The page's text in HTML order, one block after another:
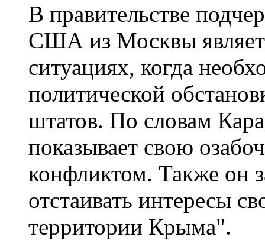
В правительстве
США из Москвы
ситуациях, когда
политической
штатов. По словам
показывает свою
конфликтом. Также он
отстаивать интересы
территории Крыма".